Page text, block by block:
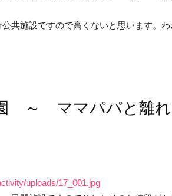
共施設ですので高くないと思います。
～ ママパパと離れ
uploads/17_001.jpg